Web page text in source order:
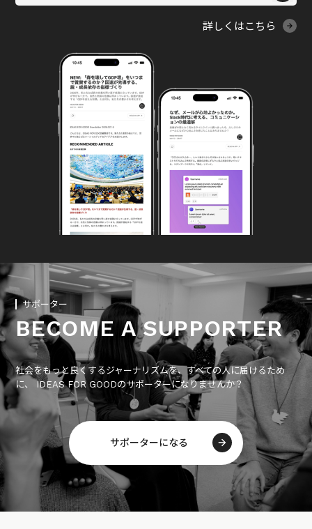
詳しくはこちら
サポーター
BECOME A SUPPORTER
社会をもっと良くするジャーナリズムを、すべての人に届けるため
に、 IDEAS FOR GOODのサポーターになりませんか？
サポーターになる